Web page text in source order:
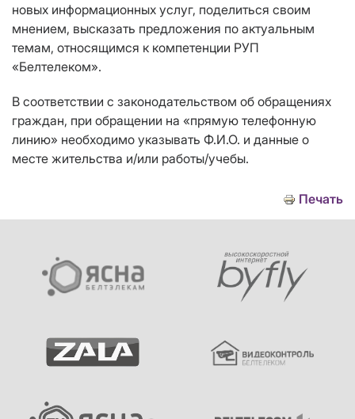
новых информационных услуг, поделиться своим
мнением, высказать предложения по актуальным
темам, относящимся к компетенции РУП
«Белтелеком».
В соответствии с законодательством об обращениях
граждан, при обращении на «прямую телефонную
линию» необходимо указывать Ф.И.О. и данные о
месте жительства и/или работы/учебы.
Печать